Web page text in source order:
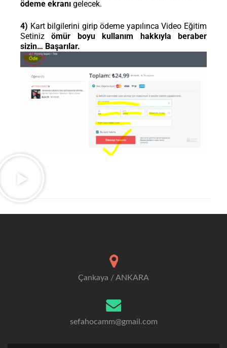
ödeme ekranı gelecek.
4) Kart bilgilerini girip ödeme yapılınca Video Eğitim
Setinizömür boyu kullanım hakkıyla beraber
sizin… Başarılar.
Çankaya / ANKARA
sefahocamm@gmail.com